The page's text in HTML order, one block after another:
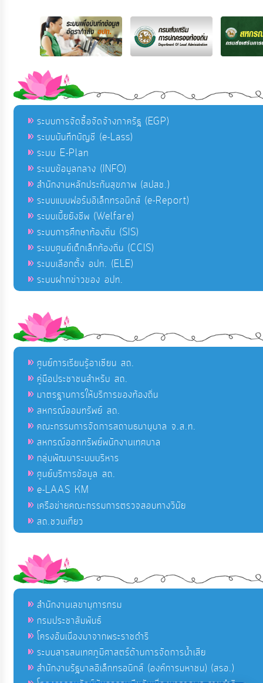
ระบบการจัดซื้อจัดจ้างภาครัฐ (EGP)
ระบบบันทึกบัญชี (e-Lass)
ระบบ E-Plan
ระบบข้อมูลกลาง (INFO)
สำนักงานหลักประกันสุขภาพ (สปสช.)
ระบบแบบฟอร์มอิเล็กทรอนิกส์ (e-Report)
ระบบเบี้ยยังชีพ (Welfare)
ระบบการศึกษาท้องถิ่น (SIS)
ระบบศูนย์เด็กเล็กท้องถิ่น (CCIS)
ระบบเลือกตั้ง อปท. (ELE)
ระบบฝากข่าวของ อปท.
ศูนย์การเรียนรู้อาเซียน สถ.
คู่มือประชาชนสำหรับ สถ.
มาตรฐานการให้บริการของท้องถิ่น
สหกรณ์ออมทรัพย์ สถ.
คณะกรรมการจัดการสถานธนานุบาล จ.ส.ท.
สหกรณ์ออกทรัพย์พนักงานเทศบาล
กลุ่มพัฒนาระบบบริหาร
ศูนย์บริการข้อมูล สถ.
e-LAAS KM
เครือข่ายคณะกรรมการตรวจสอบทางวินัย
สถ.ชวนเที่ยว
สำนักงานเลขานุการกรม
กรมประชาสัมพันธ์
โครงอันเนื่องมาจากพระราชดำริ
ระบบสารสนเทศภูมิศาสตร์ด้านการจัดการน้ำเสีย
สำนักงานรัฐบาลอิเล็กทรอนิกส์ (องค์การมหาชน) (สรอ.)